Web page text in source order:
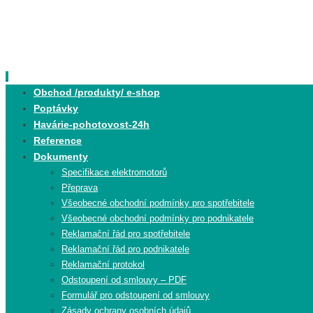
content
Obchod /produkty/ e-shop
Poptávky
Havárie-pohotovost-24h
Reference
Dokumenty
Specifikace elektromotorů
Přeprava
Všeobecné obchodní podmínky pro spotřebitele
Všeobecné obchodní podmínky pro podnikatele
Reklamační řád pro spotřebitele
Reklamační řád pro podnikatele
Reklamační protokol
Odstoupení od smlouvy – PDF
Formulář pro odstoupení od smlouvy
Zásady ochrany osobních údajů